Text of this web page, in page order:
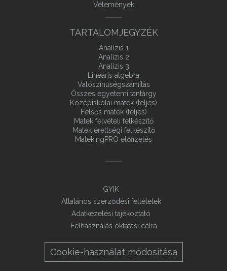
Vélemények
TARTALOMJEGYZÉK
Analízis 1
Analízis 2
Analízis 3
Lineáris algebra
Valószínűségszámítás
Összes egyetemi tantárgy
Középiskolai matek (teljes)
Felsős matek (teljes)
Matek felvételi felkészítő
Matek érettségi felkészítő
MatekingPRO előfizetés
GYIK
Általános szerződési feltételek
Adatkezelési tájékoztató
Felhasználás oktatási célra
Cookie-használat módosítása